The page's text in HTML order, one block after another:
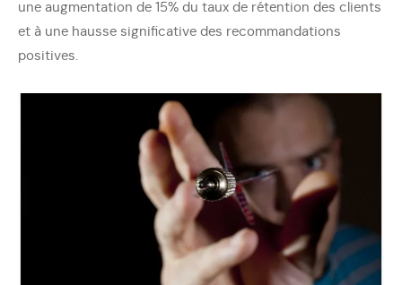
une augmentation de 15% du taux de rétention des clients
et à une hausse significative des recommandations
positives.